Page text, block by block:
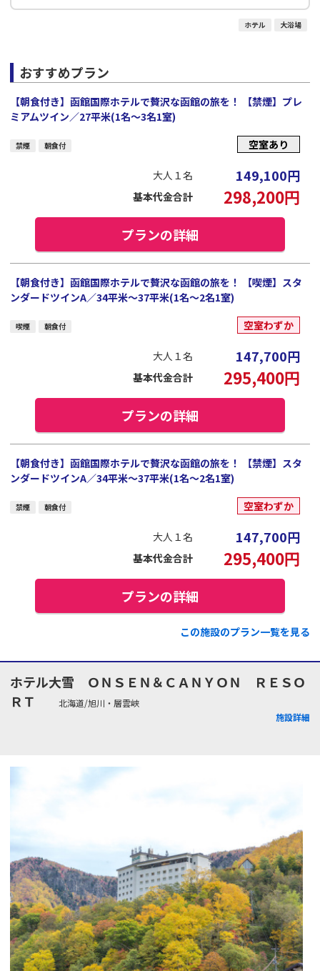
ホテル 大浴場
おすすめプラン
【朝食付き】函館国際ホテルで贅沢な函館の旅を！ 【禁煙】プレ
ミアムツイン／27平米(1名～3名1室)
禁煙 朝食付 空室あり
大人１名 149,100円
基本代金合計 298,200円
プランの詳細
【朝食付き】函館国際ホテルで贅沢な函館の旅を！ 【喫煙】スタ
ンダードツインA／34平米～37平米(1名～2名1室)
喫煙 朝食付 空室わずか
大人１名 147,700円
基本代金合計 295,400円
プランの詳細
【朝食付き】函館国際ホテルで贅沢な函館の旅を！ 【禁煙】スタ
ンダードツインA／34平米～37平米(1名～2名1室)
禁煙 朝食付 空室わずか
大人１名 147,700円
基本代金合計 295,400円
プランの詳細
この施設のプラン一覧を見る
ホテル大雪 ＯＮＳＥＮ＆ＣＡＮＹＯＮ ＲＥＳＯ
ＲＴ
北海道/旭川・層雲峡
施設詳細